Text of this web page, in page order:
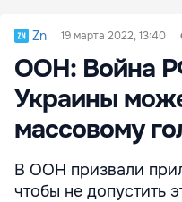
Zn 19 марта 2022, 13:40
ООН: Война
Украины
массовому
В ООН призвали
чтобы не допустить